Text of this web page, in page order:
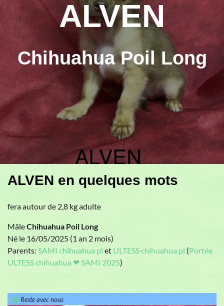
ALVEN
Chihuahua Poil Long
Reste avec nous
ALVEN en quelques mots
fera autour de 2,8 kg adulte
MâleChihuahua Poil Long
Né le 16/05/2025 (1 an 2 mois)
Parents: SAMI chihuahua pl et ULTESS chihuahua pl (Portée
ULTESS chihuahua ❤ SAMI 2025)